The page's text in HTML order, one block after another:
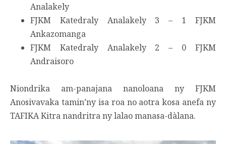
Analakely
FJKM Katedraly Analakely 3 – 1 FJKM
Ankazomanga
FJKM Katedraly Analakely 2 – 0 FJKM
Andraisoro
Niondrika am-panajana nanoloana ny FJKM
Anosivavaka tamin’ny isa roa no aotra kosa anefa ny
TAFIKA Kitra nandritra ny lalao manasa-dàlana.